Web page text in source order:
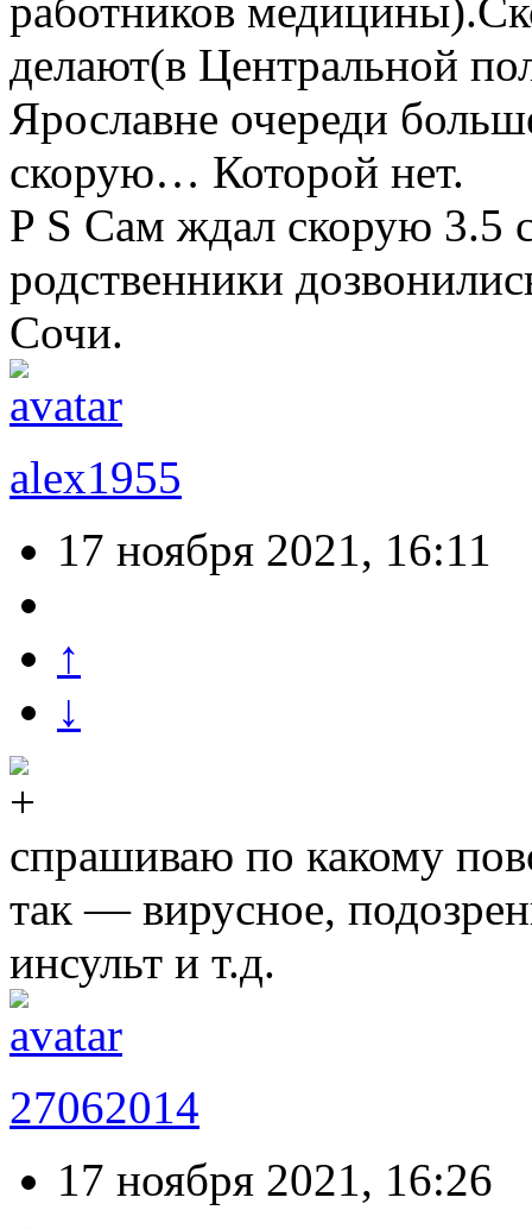
работников
делают(в Центральной
Ярославне очереди
скорую… Которой нет.
P S Сам ждал скорую 3.5
родственники
Сочи.
alex1955
17 ноября 2021, 16:11
↑
↓
спрашиваю по какому
так — вирусное,
инсульт и т.д.
27062014
17 ноября 2021, 16:26